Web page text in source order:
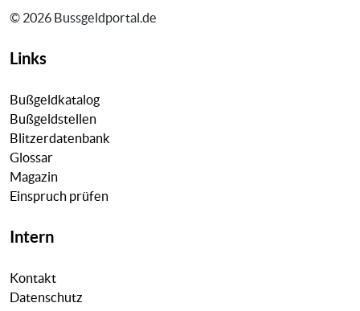
© 2026 Bussgeldportal.de
Links
Bußgeldkatalog
Bußgeldstellen
Blitzerdatenbank
Glossar
Magazin
Einspruch prüfen
Intern
Kontakt
Datenschutz